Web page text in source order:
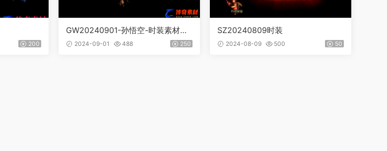
200
GW20240901-孙悟空-时装素材下
载 2024-09-01 488 250
SZ20240809时装
2024-08-09 500 50